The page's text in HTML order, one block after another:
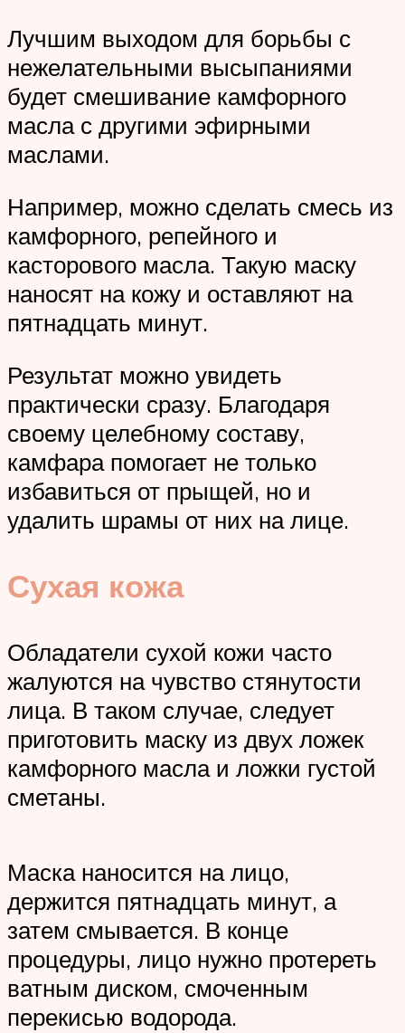
Лучшим выходом для борьбы с
нежелательными высыпаниями
будет смешивание камфорного
масла с другими эфирными
маслами.
Например, можно сделать смесь из
камфорного, репейного и
касторового масла. Такую маску
наносят на кожу и оставляют на
пятнадцать минут.
Результат можно увидеть
практически сразу. Благодаря
своему целебному составу,
камфара помогает не только
избавиться от прыщей, но и
удалить шрамы от них на лице.
Сухая кожа
Обладатели сухой кожи часто
жалуются на чувство стянутости
лица. В таком случае, следует
приготовить маску из двух ложек
камфорного масла и ложки густой
сметаны.
Маска наносится на лицо,
держится пятнадцать минут, а
затем смывается. В конце
процедуры, лицо нужно протереть
ватным диском, смоченным
перекисью водорода.